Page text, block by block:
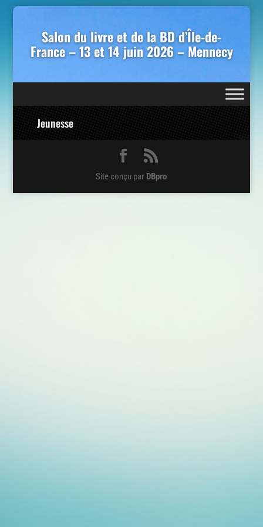
Salon du livre et de la BD d’Île-de-
France – 13 et 14 juin 2026 – Mennecy
Jeunesse
Site conçu par DBpro